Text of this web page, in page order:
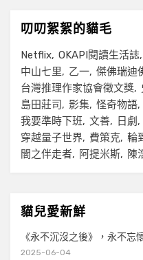
叨叨絮絮的貓毛
Netflix OKAPI閱讀生活誌
中山七里
乙一 傑佛瑞迪
台灣推理作家協會徵文獎
島田莊司
影集 怪奇物語
我要準時下班
文善 日劇
穿越量子世界
費策克 輪
闇之伴走者
阿提米斯 陳
貓兒愛新鮮
《永不沉沒之後》，永不忘
2025-06-04